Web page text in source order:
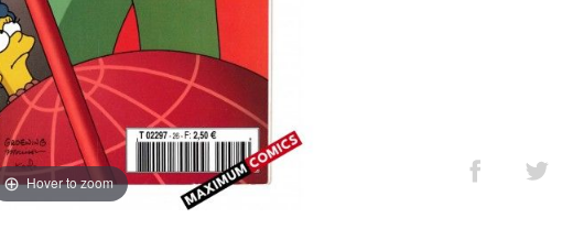
Hover to zoom